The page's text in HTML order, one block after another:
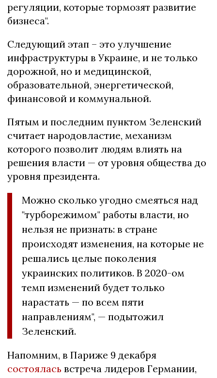
регуляции, которые тормозят развитие
бизнеса".
Следующий этап – это улучшение
инфраструктуры в Украине, и не только
дорожной, но и медицинской,
образовательной, энергетической,
финансовой и коммунальной.
Пятым и последним пунктом Зеленский
считает народовластие, механизм
которого позволит людям влиять на
решения власти — от уровня общества до
уровня президента.
Можно сколько угодно смеяться над
"турборежимом" работы власти, но
нельзя не признать: в стране
происходят изменения, на которые не
решались целые поколения
украинских политиков. В 2020-ом
темп изменений будет только
нарастать — по всем пяти
направлениям", — подытожил
Зеленский.
Напомним, в Париже 9 декабря
состоялась встреча лидеров Германии,